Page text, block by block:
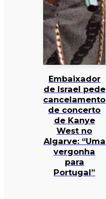
Embaixador
de Israel pede
cancelamento
de concerto
de Kanye
West no
Algarve: “Uma
vergonha
para
Portugal”